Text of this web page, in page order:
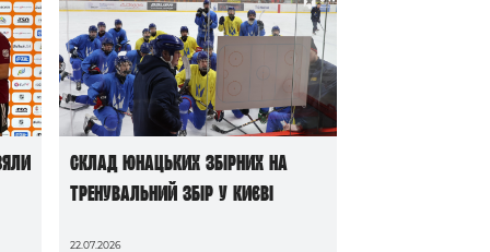
Склад юнацьких збірних на
тренувальний збір у Києві
22.07.2026